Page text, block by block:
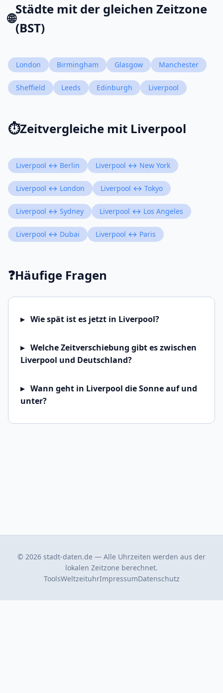
🌐
Städte mit der gleichen Zeitzone
(BST)
London Birmingham Glasgow Manchester
Sheffield Leeds Edinburgh Liverpool
⏱️Zeitvergleiche mit Liverpool
Liverpool ↔ Berlin Liverpool ↔ New York
Liverpool ↔ London Liverpool ↔ Tokyo
Liverpool ↔ Sydney Liverpool ↔ Los Angeles
Liverpool ↔ Dubai Liverpool ↔ Paris
❓Häufige Fragen
Wie spät ist es jetzt in Liverpool?
Welche Zeitverschiebung gibt es zwischen
Liverpool und Deutschland?
Wann geht in Liverpool die Sonne auf und
unter?
© 2026 stadt-daten.de — Alle Uhrzeiten werden aus der
lokalen Zeitzone berechnet.
ToolsWeltzeituhrImpressumDatenschutz